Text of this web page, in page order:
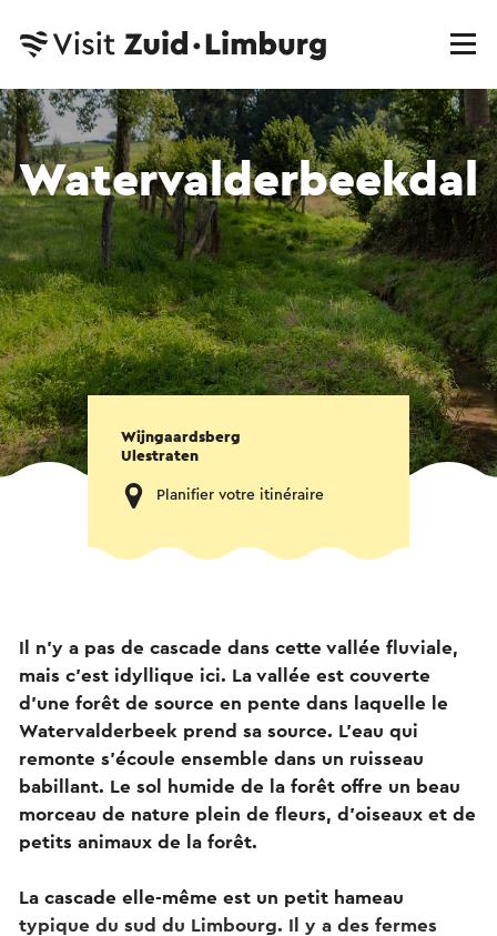
Watervalderbeekdal
Wijngaardsberg
Ulestraten
Planifier votre itinéraire
Il n'y a pas de cascade dans cette vallée fluviale,
mais c'est idyllique ici. La vallée est couverte
d'une forêt de source en pente dans laquelle le
Watervalderbeek prend sa source. L'eau qui
remonte s'écoule ensemble dans un ruisseau
babillant. Le sol humide de la forêt offre un beau
morceau de nature plein de fleurs, d'oiseaux et de
petits animaux de la forêt.
La cascade elle-même est un petit hameau
typique du sud du Limbourg. Il y a des fermes